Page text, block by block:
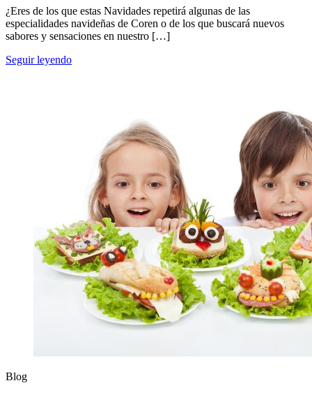
¿Eres de los que estas Navidades repetirá algunas de las
especialidades navideñas de Coren o de los que buscará nuevos
sabores y sensaciones en nuestro […]
Seguir leyendo
Blog